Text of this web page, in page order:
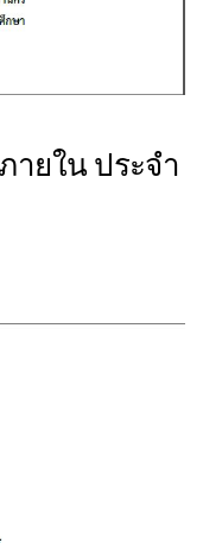
ยใน ประจำ